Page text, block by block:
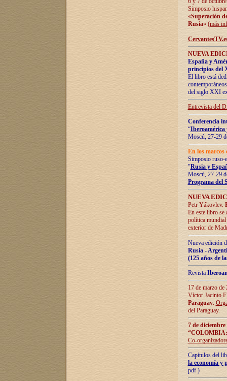
Simposio
«Superación
Rusia» (más
NUEVA
España y
principios del
El libro está
del siglo XXI
Entrevista del
Conferencia
“Iberoamérica
Moscú, 27-29
En los marcos
Simposio ruso-
"Rusia y
Moscú, 27-29
Programa del
NUEVA
Petr Yákovlev.
En este libro se
política mundial
exterior de
Nueva edición
Rusia -
(125 años de
Revista
17 de marzo
Víctor Jacinto
Paraguay.
del Paraguay.
7 de
Co-
Capítulos del
la economía y
pdf )